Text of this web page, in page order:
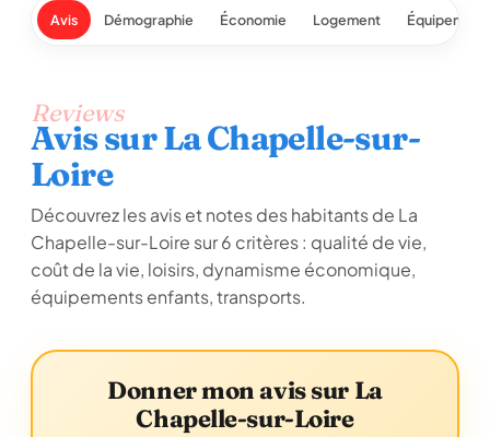
Avis Démographie Économie Logement
Reviews
Avis sur La Chapelle-sur-
Loire
Découvrez les avis et notes des habitants de La
Chapelle-sur-Loire sur 6 critères : qualité de vie,
coût de la vie, loisirs, dynamisme économique,
équipements enfants, transports.
Donner mon avis sur La
Chapelle-sur-Loire